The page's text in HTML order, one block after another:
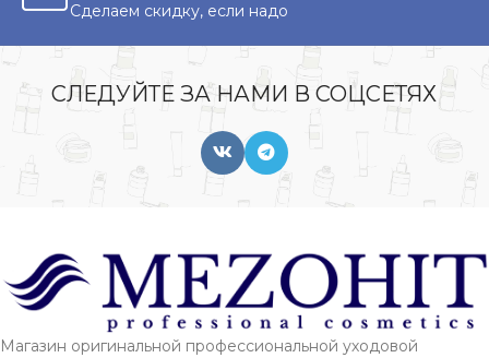
Сделаем скидку, если надо
СЛЕДУЙТЕ ЗА НАМИ В СОЦСЕТЯХ
Магазин оригинальной профессиональной уходовой